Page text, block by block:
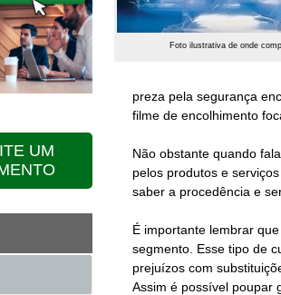
Foto ilustrativa de onde
preza pela segurança
filme de encolhimento
Não obstante quando
pelos produtos e
saber a procedência e
É importante lembrar
segmento. Esse tipo de
prejuízos com
Assim é possível poupar
UM